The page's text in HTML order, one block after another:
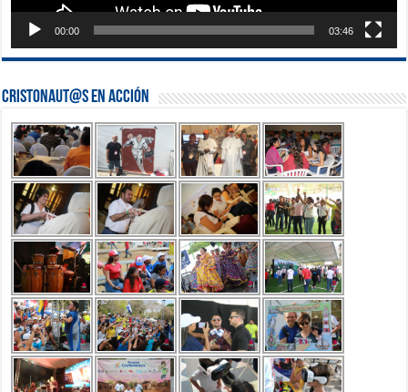
00:00 03:46
Cristonaut@s en Acción